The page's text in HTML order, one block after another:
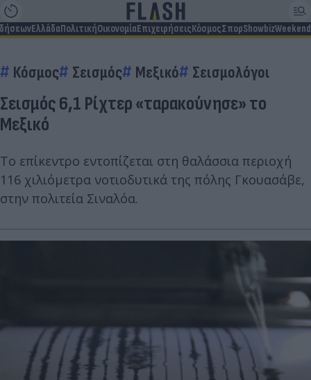
ΕλλάδαΠολιτικήΟικονομίαΕπιχειρήσειςΚόσμοςΣπορShowbizWeekend
Κόσμος Σεισμός Μεξικό Σεισμολόγοι
Σεισμός 6,1 Ρίχτερ «ταρακούνησε» το
Μεξικό
Το επίκεντρο εντοπίζεται στη θαλάσσια περιοχή
116 χιλιόμετρα νοτιοδυτικά της πόλης Γκουασάβε,
στην πολιτεία Σιναλόα.